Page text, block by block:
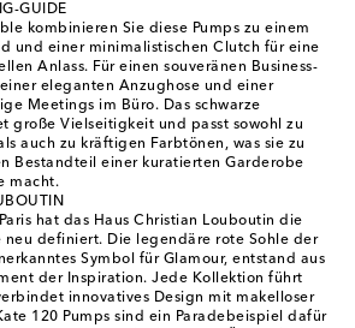
GUIDE
kombinieren Sie diese Pumps zu einem
und einer minimalistischen Clutch für eine
Anlass. Für einen souveränen Business-
einer eleganten Anzughose und einer
Meetings im Büro. Das schwarze
große Vielseitigkeit und passt sowohl zu
auch zu kräftigen Farbtönen, was sie zu
Bestandteil einer kuratierten Garderobe
macht.
hat das Haus Christian Louboutin die
neu definiert. Die legendäre rote Sohle der
Symbol für Glamour, entstand aus
der Inspiration. Jede Kollektion führt
innovatives Design mit makelloser
120 Pumps sind ein Paradebeispiel dafür